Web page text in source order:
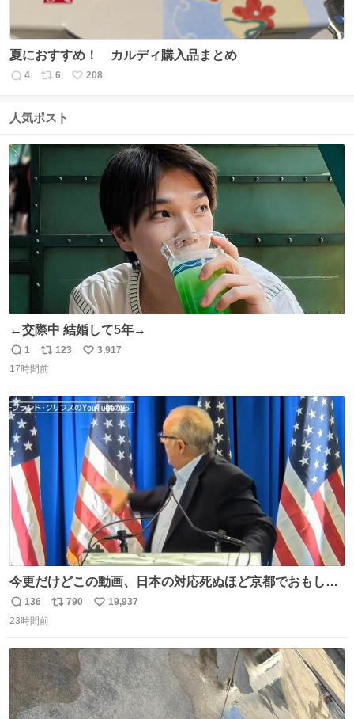
夏におすすめ！ カルディ購入品まとめ
返
数
4
リ
ス
数
6
い
208
人気ポスト
←交際中 結婚して5年→
返
信
1
リ
ポ
ト
123
い
数
3,917
17時間前
今更だけどこの動画、日本の対応死ぬほど京都でおもしろ
い。 なんなら敬語で丁寧に煽りまくってるの好き。笑
返
信
136
リ
ト
数
790
い
数
19,937
23時間前